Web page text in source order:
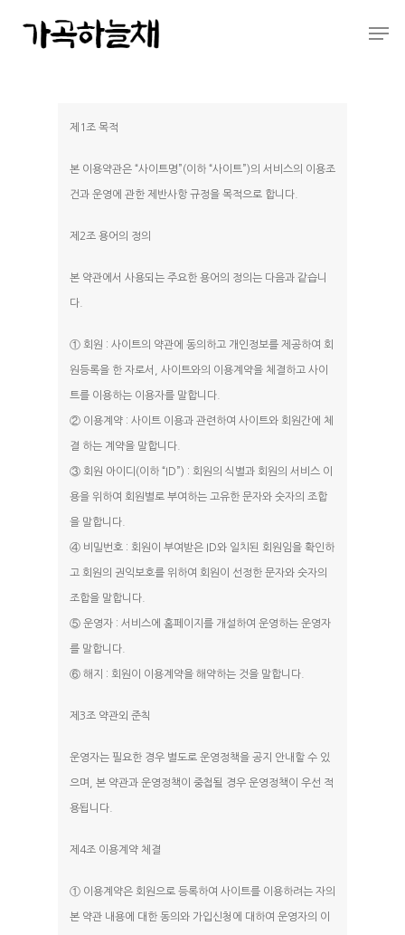
제1조 목적
본 이용약관은 “사이트명”(이하 “사이트”)의 서비스의 이용조
건과 운영에 관한 제반사항 규정을 목적으로 합니다.
제2조 용어의 정의
본 약관에서 사용되는 주요한 용어의 정의는 다음과 같습니
다.
① 회원 : 사이트의 약관에 동의하고 개인정보를 제공하여 회
원등록을 한 자로서, 사이트와의 이용계약을 체결하고 사이
트를 이용하는 이용자를 말합니다.
② 이용계약 : 사이트 이용과 관련하여 사이트와 회원간에 체
결 하는 계약을 말합니다.
③ 회원 아이디(이하 “ID”) : 회원의 식별과 회원의 서비스 이
용을 위하여 회원별로 부여하는 고유한 문자와 숫자의 조합
을 말합니다.
④ 비밀번호 : 회원이 부여받은 ID와 일치된 회원임을 확인하
고 회원의 권익보호를 위하여 회원이 선정한 문자와 숫자의
조합을 말합니다.
⑤ 운영자 : 서비스에 홈페이지를 개설하여 운영하는 운영자
를 말합니다.
⑥ 해지 : 회원이 이용계약을 해약하는 것을 말합니다.
제3조 약관외 준칙
운영자는 필요한 경우 별도로 운영정책을 공지 안내할 수 있
으며, 본 약관과 운영정책이 중첩될 경우 운영정책이 우선 적
용됩니다.
제4조 이용계약 체결
① 이용계약은 회원으로 등록하여 사이트를 이용하려는 자의
본 약관 내용에 대한 동의와 가입신청에 대하여 운영자의 이